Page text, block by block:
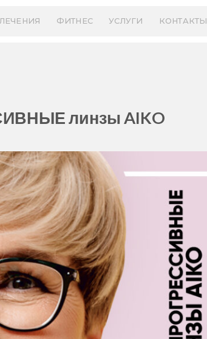
ФИТНЕС УСЛУГИ КОНТАКТЫ
линзы AIKO